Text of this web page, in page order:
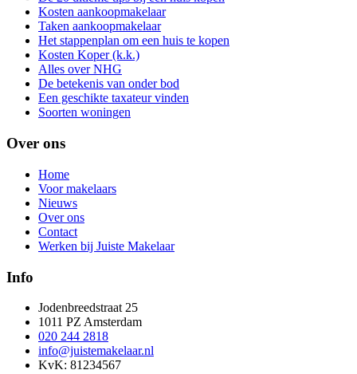
Kosten aankoopmakelaar
Taken aankoopmakelaar
Het stappenplan om een huis te kopen
Kosten Koper (k.k.)
Alles over NHG
De betekenis van onder bod
Een geschikte taxateur vinden
Soorten woningen
Over ons
Home
Voor makelaars
Nieuws
Over ons
Contact
Werken bij Juiste Makelaar
Info
Jodenbreedstraat 25
1011 PZ Amsterdam
020 244 2818
info@juistemakelaar.nl
KvK: 81234567